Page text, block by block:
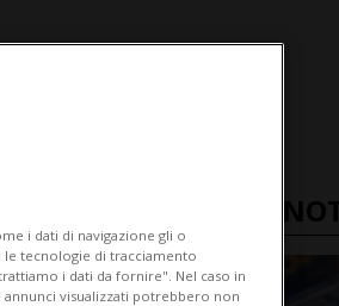
ULTIME
i dati di navigazione gli o
tecnologie di tracciamento
i dati da fornire". Nel caso in
visualizzati potrebbero non